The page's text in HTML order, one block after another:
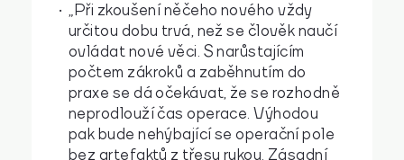
„Při zkoušení něčeho nového vždy
určitou dobu trvá, než se člověk naučí
ovládat nové věci. S narůstajícím
počtem zákroků a zaběhnutím do
praxe se dá očekávat, že se rozhodně
neprodlouží čas operace. Výhodou
pak bude nehýbající se operační pole
bez artefaktů z třesu rukou. Zásadní